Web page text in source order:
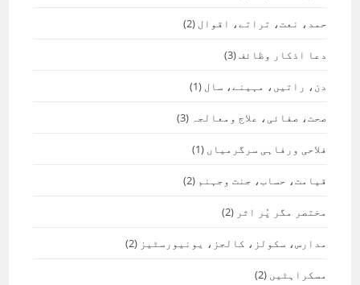
حمد، نعت، تراتے، اقوال (2)
دعا اذکار وظائف(3)
دن، راتیں، مہینے، سال (1)
صحت، صفائی، علاج ومعالجہ (3)
فلاحی ورفاہی سرگرمیاں (1)
قیامت، حساب، جنت وجہنم (2)
مختصر مگر پُر اثر (2)
مدارس، سکولز، کالجز، یونیورسٹیز (2)
مسکراہٹیں (2)